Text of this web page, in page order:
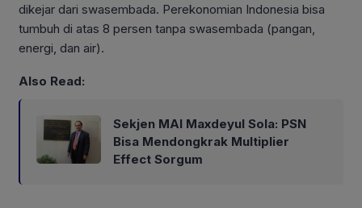
dikejar dari swasembada. Perekonomian Indonesia bisa
tumbuh di atas 8 persen tanpa swasembada (pangan,
energi, dan air).
Also Read:
Sekjen MAI Maxdeyul Sola: PSN
Bisa Mendongkrak Multiplier
Effect Sorgum